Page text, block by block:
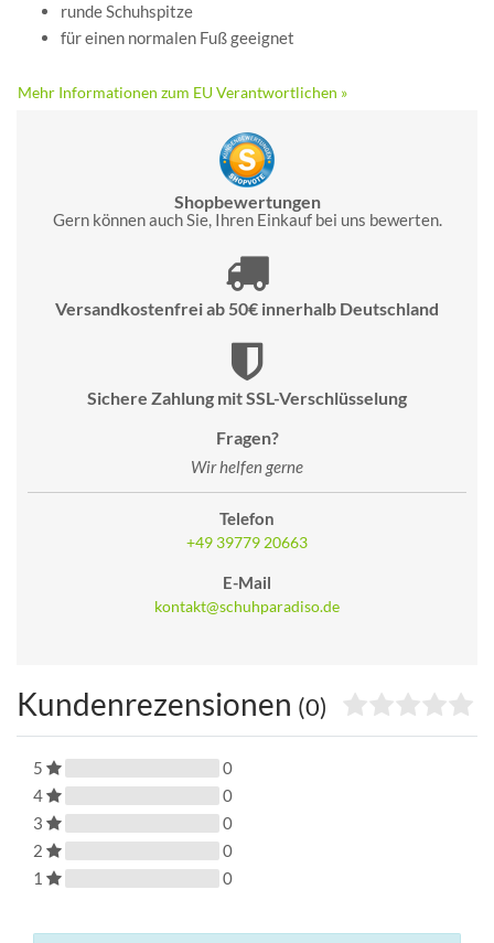
runde Schuhspitze
für einen normalen Fuß geeignet
Mehr Informationen zum EU Verantwortlichen »
Shopbewertungen
Gern können auch Sie, Ihren Einkauf bei uns bewerten.
Versandkostenfrei ab 50€ innerhalb Deutschland
Sichere Zahlung mit SSL-Verschlüsselung
Fragen?
Wir helfen gerne
Telefon
+49 39779 20663
E-Mail
kontakt@schuhparadiso.de
Kundenrezensionen (0)
5
0
4
0
3
0
2
0
1
0